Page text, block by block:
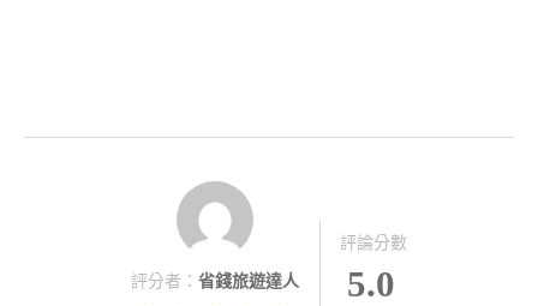
評分者： 省錢旅遊達人
評論分數
5.0